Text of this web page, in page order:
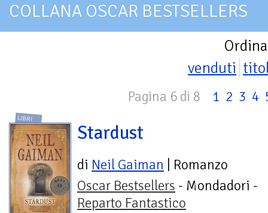
COLLANA OSCAR BESTSELLERS
venduti
Pagina 6 di 8 1 2 3 4
LIBRI
Stardust
di Neil Gaiman | Romanzo
Oscar Bestsellers - Mondadori -
Reparto Fantastico